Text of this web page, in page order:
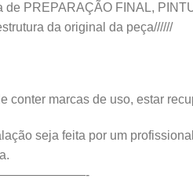
de PREPARAÇÃO FINAL,
da original da peça//////
conter marcas de uso, estar
seja feita por um